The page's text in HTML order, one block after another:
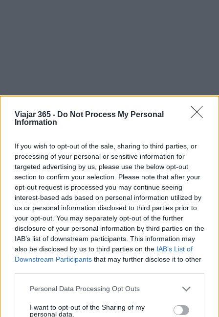
Viajar 365 - Do Not Process My Personal
Information
If you wish to opt-out of the sale, sharing to third parties, or
processing of your personal or sensitive information for
targeted advertising by us, please use the below opt-out
section to confirm your selection. Please note that after your
opt-out request is processed you may continue seeing
interest-based ads based on personal information utilized by
us or personal information disclosed to third parties prior to
your opt-out. You may separately opt-out of the further
disclosure of your personal information by third parties on the
IAB’s list of downstream participants. This information may
also be disclosed by us to third parties on the IAB’s List of
Downstream Participants that may further disclose it to other
Please note that this website/app uses one or more Google
not limited to your visit or usage behaviour. You may click to
Personal Data Processing Opt Outs
I want to opt-out of the Sharing of my
personal data.
Conclusión
Las recientes decisiones de Delta Air Lines
reflejan un enfoque estratégico basado en datos
y análisis del mercado. La capacidad de la
aerolínea para adaptarse rápidamente a las
condiciones cambiantes es un testimonio de la
importancia de la analítica en el marketing
moderno. A medida que Delta continúa
ajustando su red y explorando nuevas
oportunidades, los viajeros pueden anticipar un
servicio más optimizado y centrado en sus
necesidades. La historia de Delta es un claro